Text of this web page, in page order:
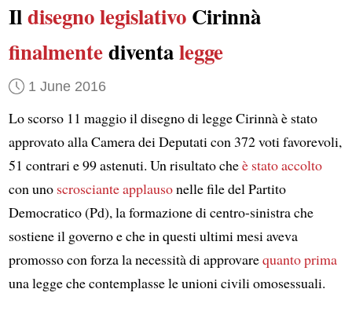
Ildisegno legislativoCirinnà
finalmentediventalegge
1 June 2016
Lo scorso 11 maggio il disegno di legge Cirinnà è stato
approvato alla Camera dei Deputati con 372 voti favorevoli,
51 contrari e 99 astenuti. Un risultato cheè stato accolto
con uno scrosciante applausonelle file del Partito
Democratico (Pd), la formazione di centro-sinistra che
sostiene il governo e che in questi ultimi mesi aveva
promosso con forza la necessità di approvarequanto prima
una legge che contemplasse le unioni civili omosessuali.